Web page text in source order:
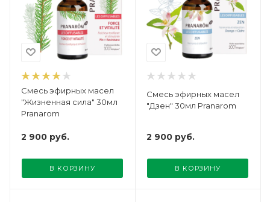
Смесь эфирных масел
"Жизненная сила" 30мл
Pranarom
2 900 руб.
В КОРЗИНУ
Смесь эфирных масел
"Дзен" 30мл Pranarom
2 900 руб.
В КОРЗИНУ